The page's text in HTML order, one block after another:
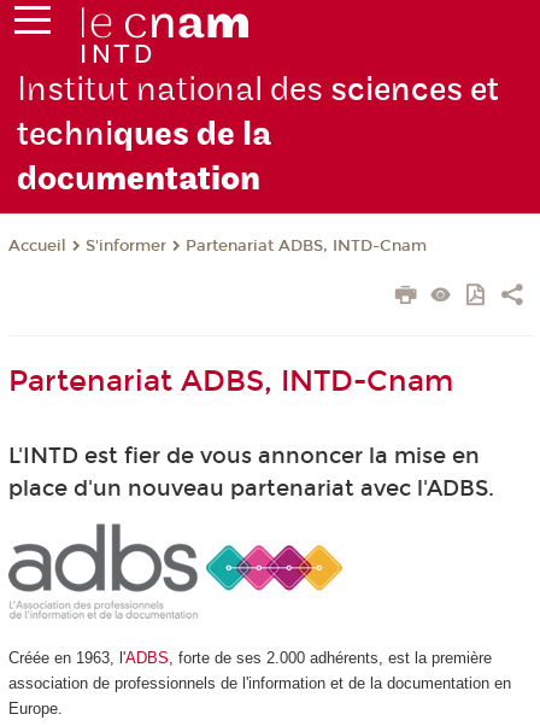
Institut national des sciences et
techniques de la
documentation
Accueil S'informer Partenariat ADBS, INTD-Cnam
Partenariat ADBS, INTD-Cnam
L'INTD est fier de vous annoncer la mise en
place d'un nouveau partenariat avec l'ADBS.
Créée en 1963, l 'ADBS, forte de ses 2.000 adhérents, est la première
association de professionnels de l'information et de la documentation en
Europe.